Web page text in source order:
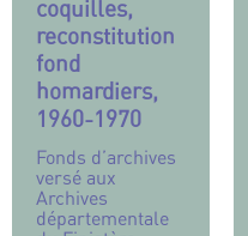
coquilles,
reconstitution
fond
homardiers,
1960-1970
Fonds d’archives
versé aux
Archives
départementale